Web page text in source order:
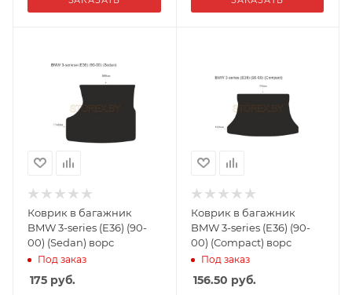
Коврик в багажник
BMW 3-series (E36) (90-
00) (Sedan) ворс
Под заказ
175 руб.
Коврик в багажник
BMW 3-series (E36) (90-
00) (Сompact) ворс
Под заказ
156.50 руб.